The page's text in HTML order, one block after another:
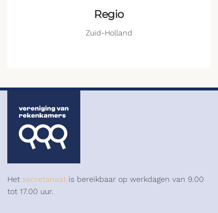
Regio
Zuid-Holland
Het secretariaat is bereikbaar op werkdagen van 9.00
tot 17.00 uur.